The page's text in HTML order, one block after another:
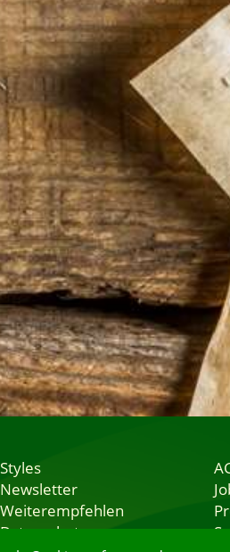
Styles
Newsletter
Weiterempfehlen
Datenschutz